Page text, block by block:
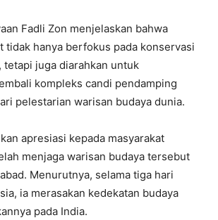
Fadli Zon menjelaskan bahwa
tidak hanya berfokus pada konservasi
tetapi juga diarahkan untuk
kompleks candi pendamping
pelestarian warisan budaya dunia.
apresiasi kepada masyarakat
menjaga warisan budaya tersebut
Menurutnya, selama tiga hari
ia merasakan kedekatan budaya
pada India.